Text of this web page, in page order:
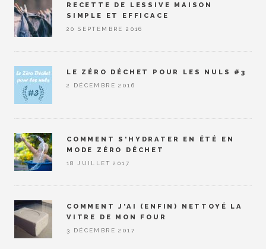
RECETTE DE LESSIVE MAISON
SIMPLE ET EFFICACE
20 SEPTEMBRE 2016
LE ZÉRO DÉCHET POUR LES NULS #3
2 DÉCEMBRE 2016
COMMENT S'HYDRATER EN ÉTÉ EN
MODE ZÉRO DÉCHET
18 JUILLET 2017
COMMENT J'AI (ENFIN) NETTOYÉ LA
VITRE DE MON FOUR
3 DÉCEMBRE 2017